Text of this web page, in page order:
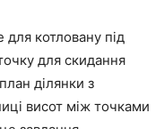
котловану під
для скидання
ділянки з
висот між точками